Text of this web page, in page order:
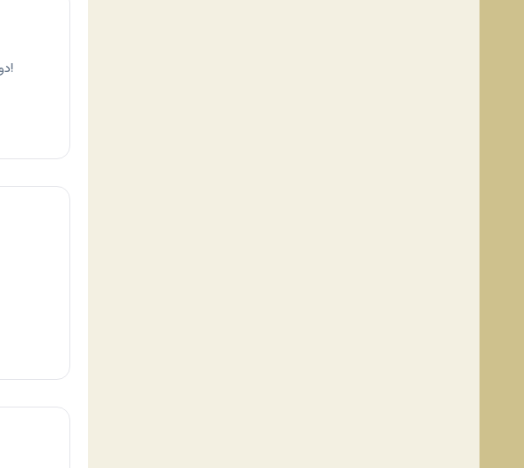
دوست داشتم و از این که هیچ کدوم این مرض‌ها رو ندارم خوشحالم. اما یک مرضی دارم که این تو نبود!